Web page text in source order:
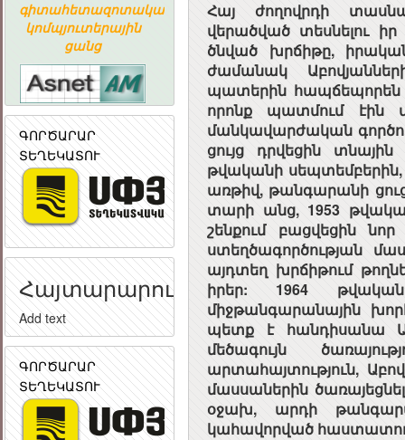
գիտահետազոտական
կոմպյուտերային
ցանց
ՀԱՆՐԱՅԻՆ
ԽՈՐՀՈՒՐԴ
ԳՈՐԾԱՐԱՐ
ՏԵՂԵԿԱՏՈՒ
Հայտարարություն
Add text
ԳՈՐԾԱՐԱՐ
ՏԵՂԵԿԱՏՈՒ
Հայ ժողովրդի
վերածված տեսնելու
ծնված խրճիթը,
ժամանակ
պատերին հապճեպորեն
որոնք պատմում էին
մանկավարժական
ցույց դրվեցին
թվականի սեպտեմբերին,
առթիվ, թանգարանի
տարի անց, 1953
շենքում բացվեցին
ստեղծագործության
այդտեղ խրճիթում
իրեր: 1964
միջթանգարանային
պետք է հանդիսանա
մեծագույն
արտահայտություն,
մասսաներին
օջախ, արդի
կահավորված